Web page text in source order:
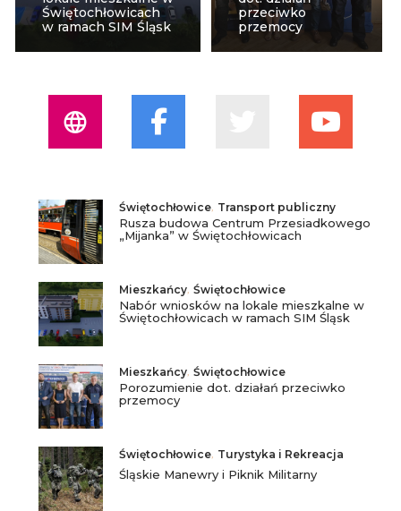
Świętochłowicach
w ramach SIM Śląsk
przeciwko
przemocy
Świętochłowice Transport publiczny
Rusza budowa Centrum Przesiadkowego
„Mijanka” w Świętochłowicach
Mieszkańcy Świętochłowice
Nabór wniosków na lokale mieszkalne w
Świętochłowicach w ramach SIM Śląsk
Mieszkańcy Świętochłowice
Porozumienie dot. działań przeciwko
przemocy
Świętochłowice Turystyka i Rekreacja
Śląskie Manewry i Piknik Militarny